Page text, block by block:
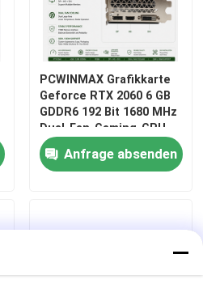
PCWINMAX Grafikkarte
Geforce RTX 2060 6 GB
GDDR6 192 Bit 1680 MHz
Dual-Fan-Gaming-GPU
mit HD/DP/DVI für
Desktop-PCs
Anfrage absenden